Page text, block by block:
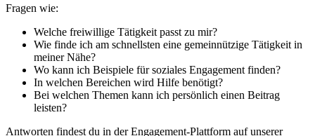
Fragen wie:
Welche freiwillige Tätigkeit passt zu mir?
Wie finde ich am schnellsten eine gemeinnützige Tätigkeit in
meiner Nähe?
Wo kann ich Beispiele für soziales Engagement finden?
In welchen Bereichen wird Hilfe benötigt?
Bei welchen Themen kann ich persönlich einen Beitrag
leisten?
Antworten findest du in der Engagement-Plattform auf unserer